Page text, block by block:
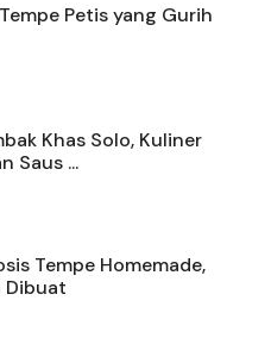
Petis yang Gurih
Khas Solo, Kuliner
Saus ...
Tempe Homemade,
Dibuat